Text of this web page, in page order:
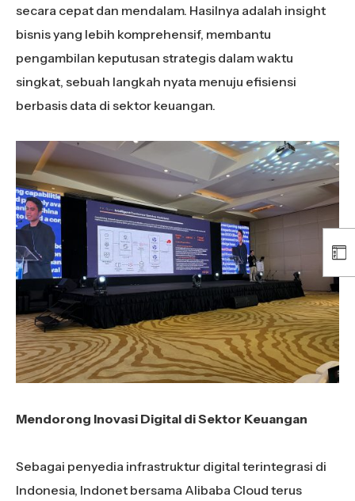
secara cepat dan mendalam. Hasilnya adalah insight
bisnis yang lebih komprehensif, membantu
pengambilan keputusan strategis dalam waktu
singkat, sebuah langkah nyata menuju efisiensi
berbasis data di sektor keuangan.
Mendorong Inovasi Digital di Sektor Keuangan
Sebagai penyedia infrastruktur digital terintegrasi di
Indonesia, Indonet bersama Alibaba Cloud terus